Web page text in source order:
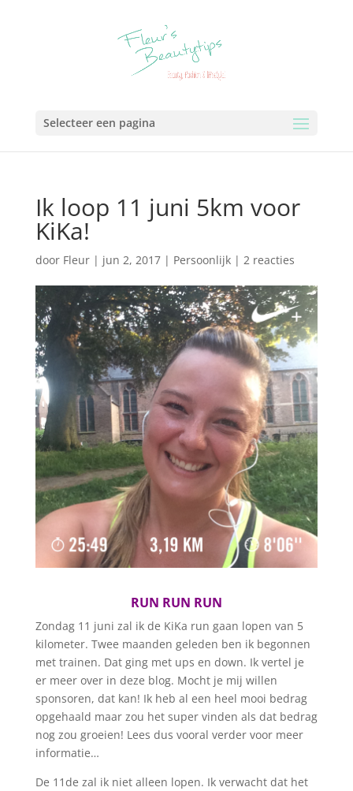
Selecteer een pagina
Ik loop 11 juni 5km voor
KiKa!
door Fleur| jun 2, 2017| Persoonlijk| 2 reacties
RUN RUN RUN
Zondag 11 juni zal ik de KiKa run gaan lopen van 5
kilometer. Twee maanden geleden ben ik begonnen
met trainen. Dat ging met ups en down. Ik vertel je
er meer over in deze blog. Mocht je mij willen
sponsoren, dat kan! Ik heb al een heel mooi bedrag
opgehaald maar zou het super vinden als dat bedrag
nog zou groeien! Lees dus vooral verder voor meer
informatie…
De 11de zal ik niet alleen lopen. Ik verwacht dat het